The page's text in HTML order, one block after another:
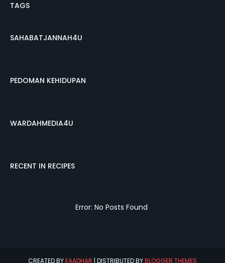
TAGS
SAHABATJANNAH4U
PEDOMAN KEHIDUPAN
WARDAHMEDIA4U
RECENT IN RECIPES
Error: No Posts Found
CREATED BYEAADHAR | DISTRIBUTED BYBLOGGER THEMES